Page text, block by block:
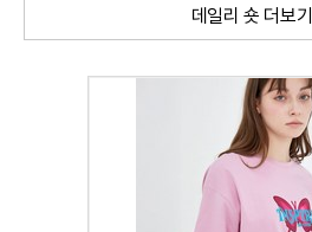
데일리 숏 더보기